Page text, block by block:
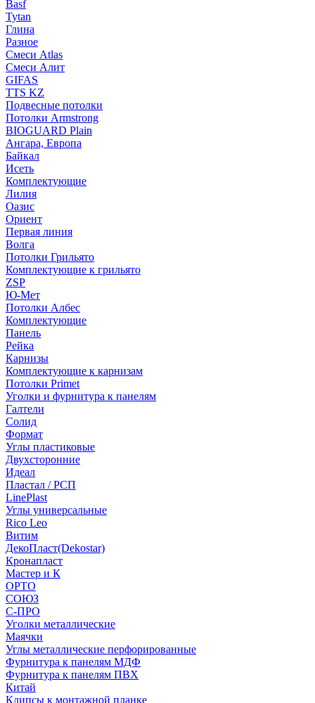
Basf
Tytan
Глина
Разное
Смеси Atlas
Смеси Алит
GIFAS
TTS KZ
Подвесные потолки
Потолки Armstrong
BIOGUARD Plain
Ангара, Европа
Байкал
Исеть
Комплектующие
Лилия
Оазис
Ориент
Первая линия
Волга
Потолки Грильято
Комплектующие к грильято
ZSP
Ю-Мет
Потолки Албес
Комплектующие
Панель
Рейка
Карнизы
Комплектующие к карнизам
Потолки Primet
Уголки и фурнитура к панелям
Галтели
Солид
Формат
Углы пластиковые
Двухсторонние
Идеал
Пластал / РСП
LinePlast
Углы универсальные
Rico Leo
Витим
ДекоПласт(Dekostar)
Кронапласт
Мастер и К
ОРТО
СОЮЗ
С-ПРО
Уголки металлические
Маячки
Углы металлические перфорированные
Фурнитура к панелям МДФ
Фурнитура к панелям ПВХ
Китай
Клипсы к монтажной планке